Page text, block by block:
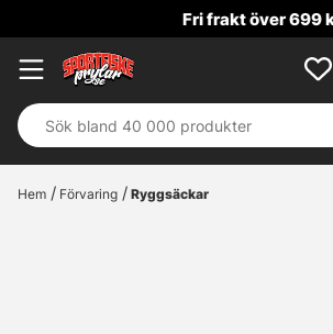
Fri frakt över 699 kr!
Hem Förvaring Ryggsäckar